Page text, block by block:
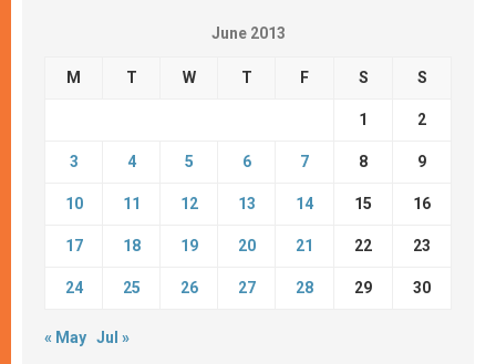
June 2013
M T W T F S S
1 2
3 4 5 6 7 8 9
10 11 12 13 14 15 16
17 18 19 20 21 22 23
24 25 26 27 28 29 30
« May Jul »